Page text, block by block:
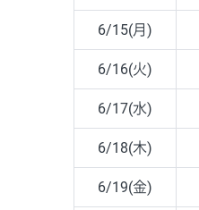
6/15(月)
6/16(火)
6/17(水)
6/18(木)
6/19(金)